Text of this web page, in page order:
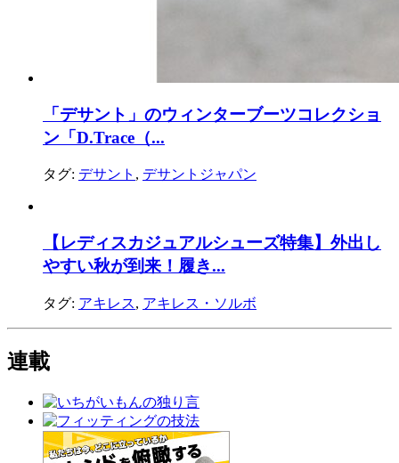
「デサント」のウィンターブーツコレクショ
ン「D.Trace（...
タグ: デサント , デサントジャパン
【レディスカジュアルシューズ特集】外出し
やすい秋が到来！履き...
タグ: アキレス, アキレス・ソルボ
連載